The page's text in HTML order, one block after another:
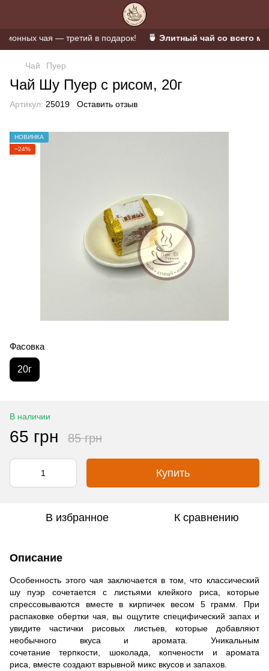
чая — третий в подарок! 🍵 Элитный чай со всего
Чай Пуер
Чай Шу Пуер с рисом, 20г
Артикул: 25019 Оставить отзыв
НОВИНКА
−24%
Фасовка
20г
В наличии
65 грн 85 грн
Купить
В избранное К сравнению
Описание
Особенность этого чая заключается в том, что классический
шу пуэр сочетается с листьями клейкого риса, которые
спрессовываются вместе в кирпичек весом 5 грамм. При
распаковке обертки чая, вы ощутите специфический запах и
увидите частички рисовых листьев, которые добавляют
необычного вкуса и аромата. Уникальным
сочетание терпкости, шоколада, копчености и аромата
риса, вместе создают взрывной микс вкусов и запахов.